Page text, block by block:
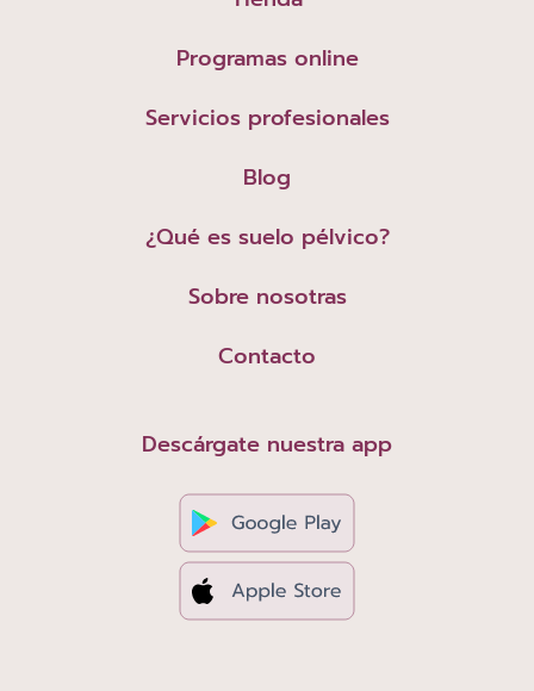
Programas online
Servicios profesionales
Blog
¿Qué es suelo pélvico?
Sobre nosotras
Contacto
Descárgate nuestra app